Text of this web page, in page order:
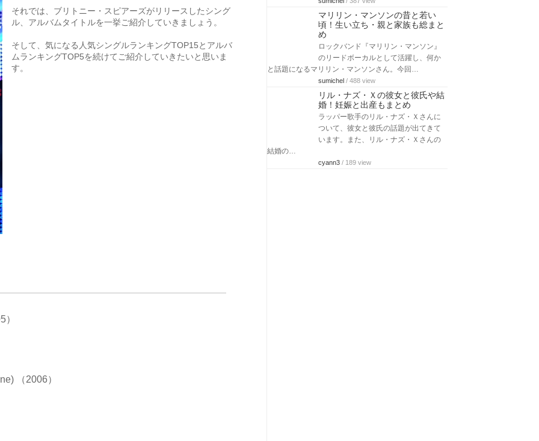
それでは、ブリトニー・スピアーズがリリースしたシング
ル、アルバムタイトルを一挙ご紹介していきましょう。
そして、気になる人気シングルランキングTOP15とアルバ
ムランキングTOP5を続けてご紹介していきたいと思いま
す。
（2006）
マリリン・マンソンの昔と若い
頃！生い立ち・親と家族も総まと
め
ロックバンド『マリリン・マンソン』
のリードボーカルとして活躍し、何か
と話題になるマリリン・マンソンさん。今回…
sumichel / 488 view
リル・ナズ・Ｘの彼女と彼氏や結
婚！妊娠と出産もまとめ
ラッパー歌手のリル・ナズ・Ｘさんに
ついて、彼女と彼氏の話題が出てきて
います。また、リル・ナズ・Ｘさんの
結婚の…
cyann3 / 189 view